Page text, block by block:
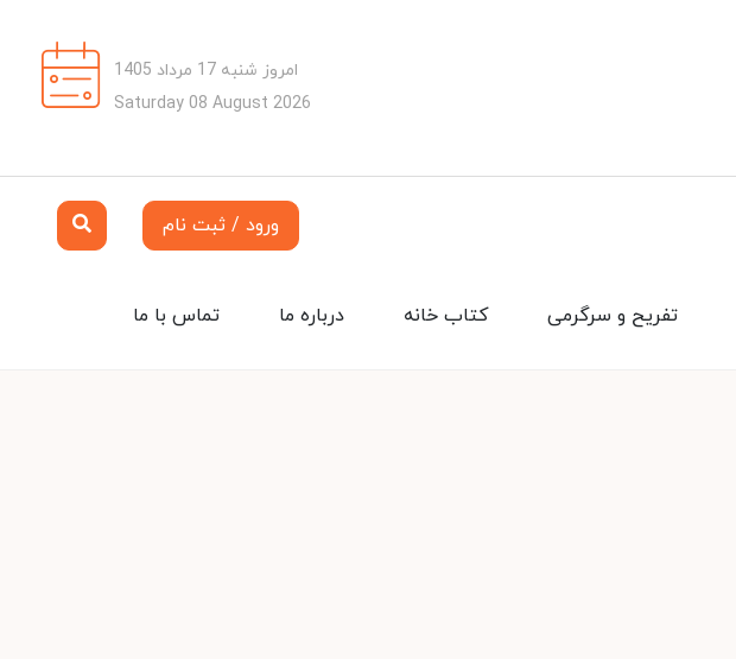
امروز شنبه 17 مرداد 1405
Saturday 08 August 2026
ورود / ثبت نام
تماس با ما درباره ما کتاب خانه تفریح و سرگرمی